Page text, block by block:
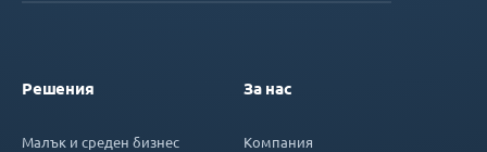
Решения
Малък и среден бизнес
За нас
Компания